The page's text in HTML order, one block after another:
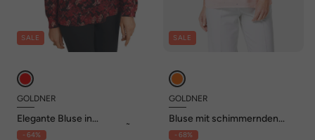
SALE
GOLDNER
Elegante Bluse in
trageangenehmer QualitÃ¤t
- 64%
SALE
GOLDNER
Bluse mit schimmernden
Pailletten
- 68%